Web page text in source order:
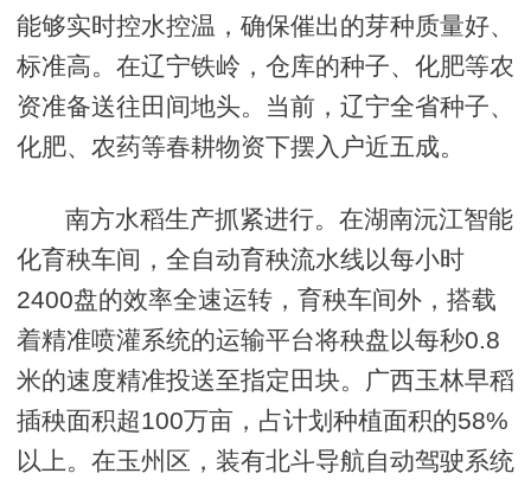
能够实时控水控温，确保催出的芽种质量好、
标准高。在辽宁铁岭，仓库的种子、化肥等农
资准备送往田间地头。当前，辽宁全省种子、
化肥、农药等春耕物资下摆入户近五成。
南方水稻生产抓紧进行。在湖南沅江智能
化育秧车间，全自动育秧流水线以每小时
2400盘的效率全速运转，育秧车间外，搭载
着精准喷灌系统的运输平台将秧盘以每秒0.8
米的速度精准投送至指定田块。广西玉林早稻
插秧面积超100万亩，占计划种植面积的58%
以上。在玉州区，装有北斗导航自动驾驶系统